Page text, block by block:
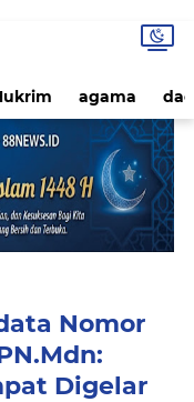
agama
Nomor
Digelar